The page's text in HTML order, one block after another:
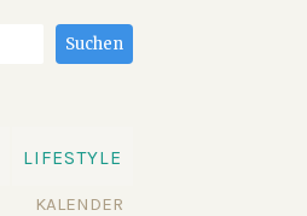
LIFESTYLE
KALENDER
Suchen